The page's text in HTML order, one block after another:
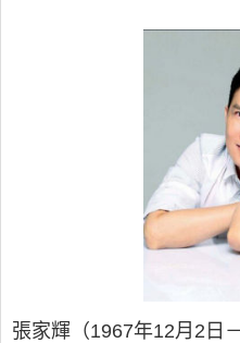
張家輝（1967年12月2日